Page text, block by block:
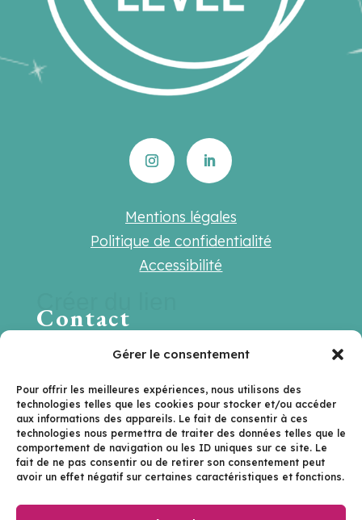
Gérer le consentement
Pour offrir les meilleures expériences, nous utilisons des
technologies telles que les cookies pour stocker et/ou accéder
aux informations des appareils. Le fait de consentir à ces
technologies nous permettra de traiter des données telles que le
comportement de navigation ou les ID uniques sur ce site. Le
fait de ne pas consentir ou de retirer son consentement peut
avoir un effet négatif sur certaines caractéristiques et fonctions.
Mentions légales
Politique de confidentialité
Accessibilité
Contact
Une question ? Une suggestion ? Une
Contactez-nous sur
hello@lenextlevel.org
Je m'inscris à la newsletter